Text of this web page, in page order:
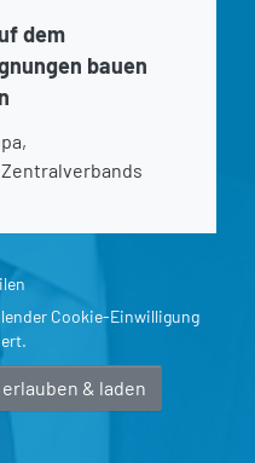
dem
bauen
Cookie-Einwilligung
& laden